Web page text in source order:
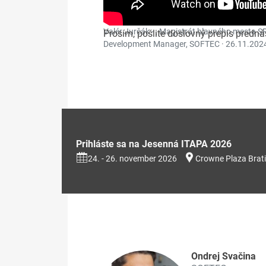
Valér Jurčák - , Magistrát hlavného mesta
Development Manager, SOFTEC ·
Prosím, pošlite doslovný prepis
Prihláste sa na Jesenná ITAPA 2026
24. - 26. november 2026 Crowne Plaza
Ondrej Svačina